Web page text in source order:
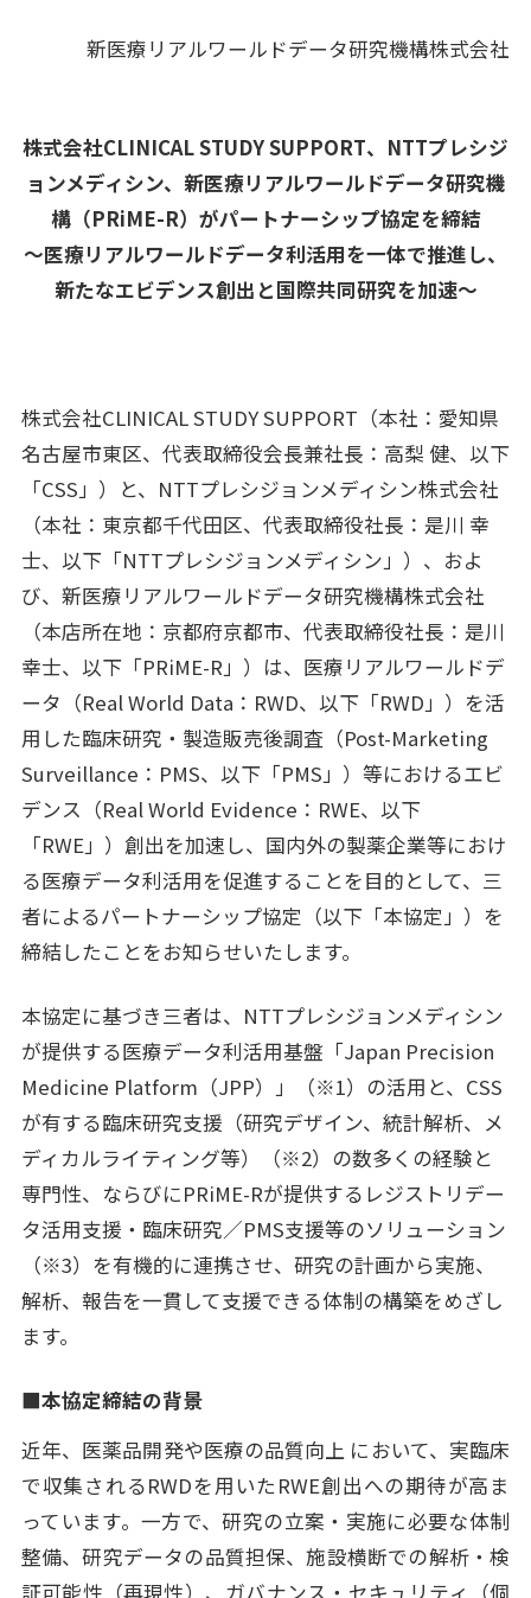
各業界のお客さまへ FOR CUSTOMERS
企業理念
企業情報 CORPORATE INFORMATION
採用情報 RECRUIT
お問い合わせ
新医療リアルワールドデータ研究機構株式会社
株式会社CLINICAL STUDY SUPPORT、NTTプレシジ
ョンメディシン、新医療リアルワールドデータ研究機
構（PRiME-R）がパートナーシップ協定を締結
～医療リアルワールドデータ利活用を一体で推進し、
新たなエビデンス創出と国際共同研究を加速～
株式会社CLINICAL STUDY SUPPORT（本社：愛知県
名古屋市東区、代表取締役会長兼社長：高梨 健、以下
「CSS」）と、NTTプレシジョンメディシン株式会社
（本社：東京都千代田区、代表取締役社長：是川 幸
士、以下「NTTプレシジョンメディシン」）、およ
び、新医療リアルワールドデータ研究機構株式会社
（本店所在地：京都府京都市、代表取締役社長：是川
幸士、以下「PRiME-R」）は、医療リアルワールドデ
ータ（Real World Data：RWD、以下「RWD」）を活
用した臨床研究・製造販売後調査（Post-Marketing
Surveillance：PMS、以下「PMS」）等におけるエビ
デンス（Real World Evidence：RWE、以下
「RWE」）創出を加速し、国内外の製薬企業等におけ
る医療データ利活用を促進することを目的として、三
者によるパートナーシップ協定（以下「本協定」）を
締結したことをお知らせいたします。
本協定に基づき三者は、NTTプレシジョンメディシン
が提供する医療データ利活用基盤「Japan Precision
Medicine Platform（JPP）」（※1）の活用と、CSS
が有する臨床研究支援（研究デザイン、統計解析、メ
ディカルライティング等）（※2）の数多くの経験と
専門性、ならびにPRiME-Rが提供するレジストリデー
タ活用支援・臨床研究／PMS支援等のソリューション
（※3）を有機的に連携させ、研究の計画から実施、
解析、報告を一貫して支援できる体制の構築をめざし
ます。
■本協定締結の背景
近年、医薬品開発や医療の品質向上 において、実臨床
で収集されるRWDを用いたRWE創出への期待が高ま
っています。一方で、研究の立案・実施に必要な体制
整備、研究データの品質担保、施設横断での解析・検
証可能性（再現性）、ガバナンス・セキュリティ（個